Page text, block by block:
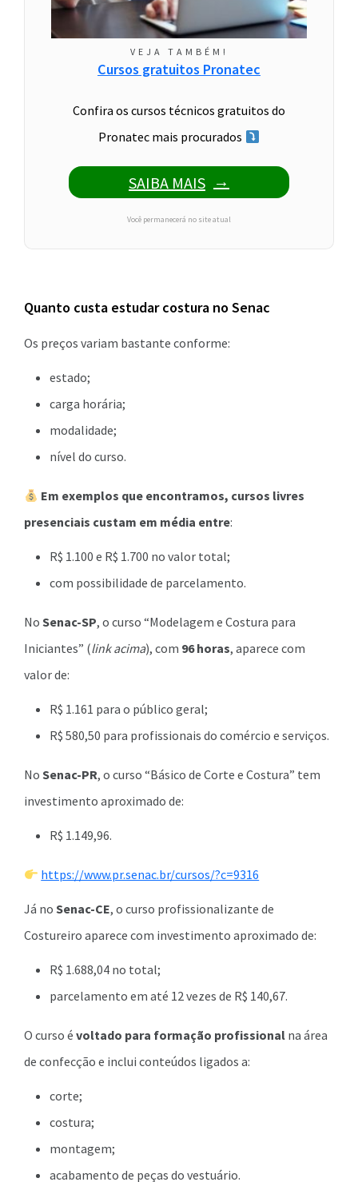
VEJA TAMBÉM!
Cursos gratuitos Pronatec
Confira os cursos técnicos gratuitos do
Pronatec mais procurados
SAIBA MAIS
Você permanecerá no site atual
Quanto custa estudar costura no Senac
Os preços variam bastante conforme:
estado;
carga horária;
modalidade;
nível do curso.
Em exemplos que encontramos, cursos livres
presenciais custam em média entre:
R$ 1.100 e R$ 1.700 no valor total;
com possibilidade de parcelamento.
No Senac-SP, o curso “Modelagem e Costura para
Iniciantes” (link acima), com 96 horas, aparece com
valor de:
R$ 1.161 para o público geral;
R$ 580,50 para profissionais do comércio e serviços.
No Senac-PR, o curso “Básico de Corte e Costura” tem
investimento aproximado de:
R$ 1.149,96.
https://www.pr.senac.br/cursos/?c=9316
Já no Senac-CE, o curso profissionalizante de
Costureiro aparece com investimento aproximado de:
R$ 1.688,04 no total;
parcelamento em até 12 vezes de R$ 140,67.
O curso é voltado para formação profissional na área
de confecção e inclui conteúdos ligados a:
corte;
costura;
montagem;
acabamento de peças do vestuário.